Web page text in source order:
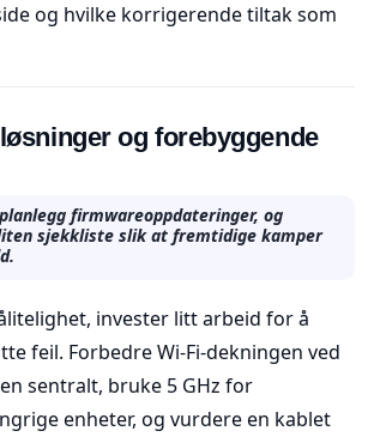
og hvilke korrigerende tiltak som
og forebyggende
firmwareoppdateringer, og
sjekkliste slik at fremtidige kamper
invester litt arbeid for å
feil. Forbedre Wi-Fi-dekningen ved
sentralt, bruke 5 GHz for
enheter, og vurdere en kablet